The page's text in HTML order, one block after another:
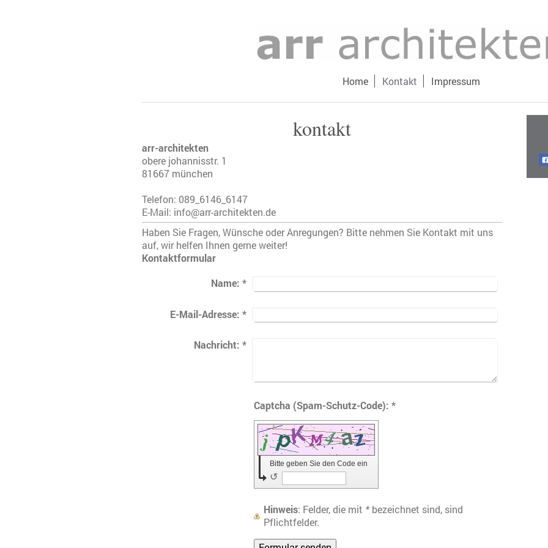
Home Kontakt Impressum
kontakt
arr-architekten
obere johannisstr. 1
81667 münchen
Telefon: 089_6146_6147
E-Mail: info@arr-architekten.de
Haben Sie Fragen, Wünsche oder Anregungen? Bitte nehmen Sie Kontakt mit uns
auf, wir helfen Ihnen gerne weiter!
Kontaktformular
Name: *
E-Mail-Adresse: *
Nachricht: *
Captcha (Spam-Schutz-Code): *
Bitte geben Sie den Code ein
↺
Hinweis : Felder, die mit *bezeichnet sind, sind
Pflichtfelder.